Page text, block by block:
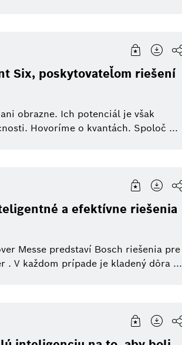
Six, poskytovateľom riešení
obrazne. Ich potenciál je však
Hovoríme o kvantách. Spoloč ...
a efektívne riešenia
Messe predstaví Bosch riešenia pre
. V každom prípade je kladený dôra ...